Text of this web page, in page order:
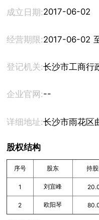
成立日期:2017-06-02
经营期限:
登记机关:长沙市工商行
企业官网:--
详细地址:长沙市雨花区
股权结构
序号 股东 持
1 刘宜峰
2 欧阳琴